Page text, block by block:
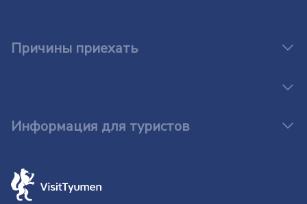
Причины приехать
Информация для туристов